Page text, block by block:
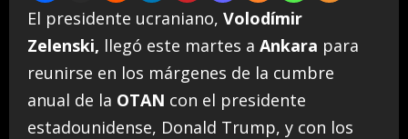
El presidente ucraniano, Volodímir
Zelenski, llegó este martes a Ankara para
reunirse en los márgenes de la cumbre
anual de la OTAN con el presidente
estadounidense, Donald Trump, y con los